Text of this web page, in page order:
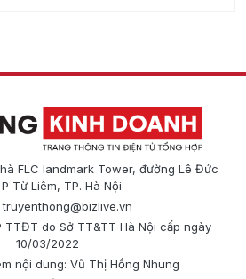
FLC landmark Tower, đường Lê Đức
Từ Liêm, TP. Hà Nội
truyenthong@bizlive.vn
TTĐT do Sở TT&TT Hà Nội cấp ngày
10/03/2022
nội dung: Vũ Thị Hồng Nhung